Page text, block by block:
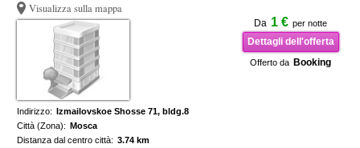
Visualizza sulla mappa
Da 1 € per notte
Dettagli dell'offerta
Offerto da Booking
Indirizzo: Izmailovskoe Shosse 71, bldg.8
Città (Zona): Mosca
Distanza dal centro città: 3.74 km